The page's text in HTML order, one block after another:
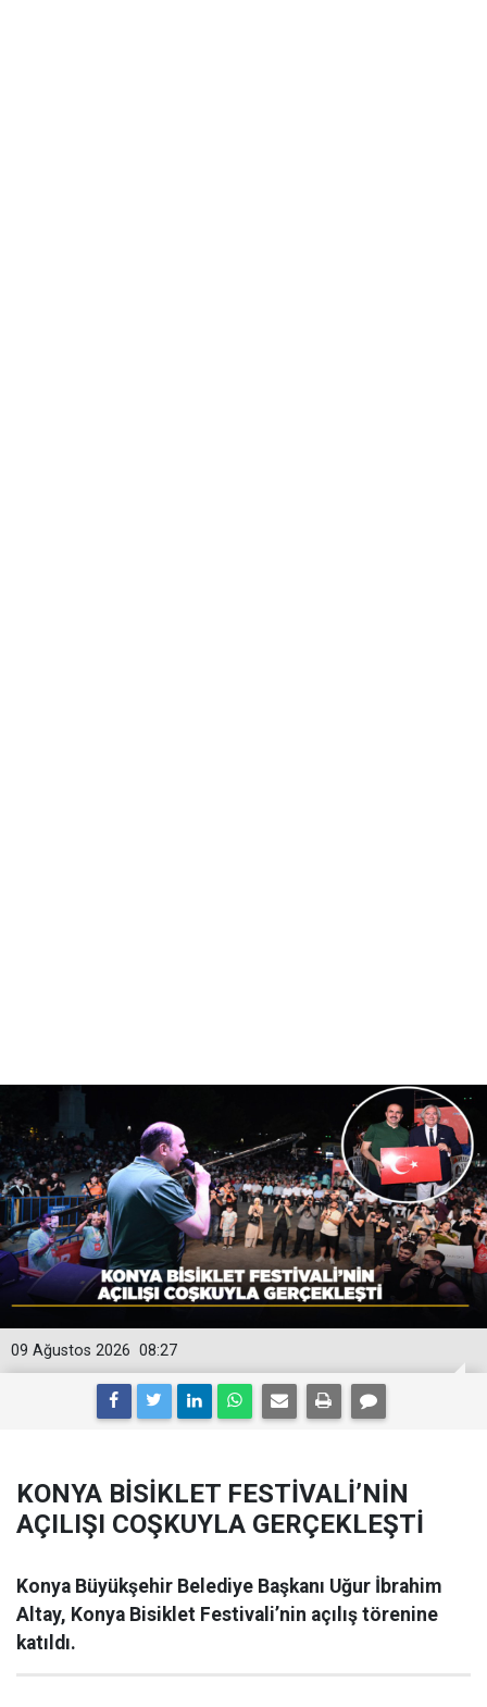
08:27
09 Ağustos 2026
KONYA BİSİKLET FESTİVALİ’NİN
AÇILIŞI COŞKUYLA GERÇEKLEŞTİ
Konya Büyükşehir Belediye Başkanı Uğur İbrahim
Altay, Konya Bisiklet Festivali’nin açılış törenine
katıldı.